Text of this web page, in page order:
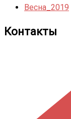
Весна_2019
Контакты